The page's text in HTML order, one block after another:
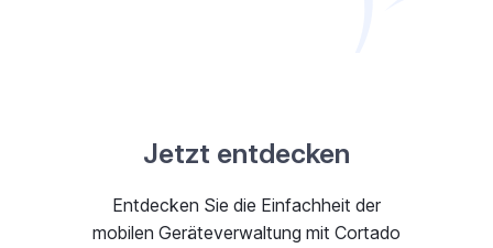
Jetzt entdecken
Entdecken Sie die Einfachheit der
mobilen Geräteverwaltung mit Cortado